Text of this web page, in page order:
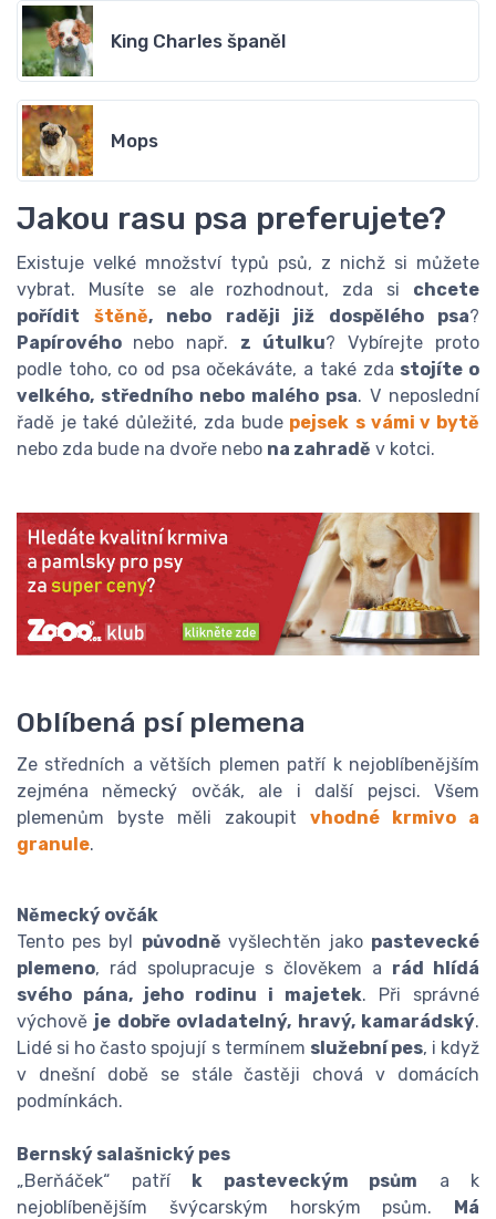
King Charles španěl
Mops
Jakou rasu psa preferujete?
Existuje velké množství typů psů, z nichž si můžete
vybrat. Musíte se ale rozhodnout, zda si chcete
pořídit štěně, nebo raději již dospělého psa?
Papírového nebo např. z útulku? Vybírejte proto
podle toho, co od psa očekáváte, a také zda stojíte o
velkého, středního nebo malého psa. V neposlední
řadě je také důležité, zda bude pejsek s vámi v bytě
nebo zda bude na dvoře nebo na zahradě v kotci.
Oblíbená psí plemena
Ze středních a větších plemen patří k nejoblíbenějším
zejména německý ovčák, ale i další pejsci. Všem
plemenům byste měli zakoupit vhodné krmivo a
granule.
Německý ovčák
Tento pes byl původně vyšlechtěn jako pastevecké
plemeno, rád spolupracuje s člověkem a rád hlídá
svého pána, jeho rodinu i majetek. Při správné
výchově je dobře ovladatelný, hravý, kamarádský.
Lidé si ho často spojují s termínem služební pes, i když
v dnešní době se stále častěji chová v domácích
podmínkách.
Bernský salašnický pes
„Berňáček“ patří k pasteveckým psům a k
nejoblíbenějším švýcarským horským psům. Má